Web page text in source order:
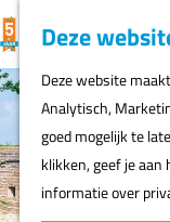
Deze
Deze website
Analytisch,
goed mogelijk te
klikken, geef je aan
informatie over
G
a
a
a
r